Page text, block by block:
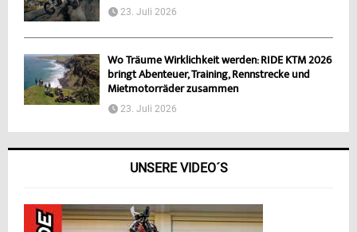
23. Juli 2026
Wo Träume Wirklichkeit werden: RIDE KTM 2026
bringt Abenteuer, Training, Rennstrecke und
Mietmotorräder zusammen
23. Juli 2026
UNSERE VIDEO´S